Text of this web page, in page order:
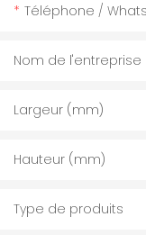
Téléphone /
Nom de l'entreprise
Largeur (mm)
Hauteur (mm)
Type de produits